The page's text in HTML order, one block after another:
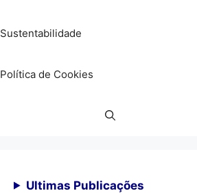
Sustentabilidade
Política de Cookies
Ultimas Publicações